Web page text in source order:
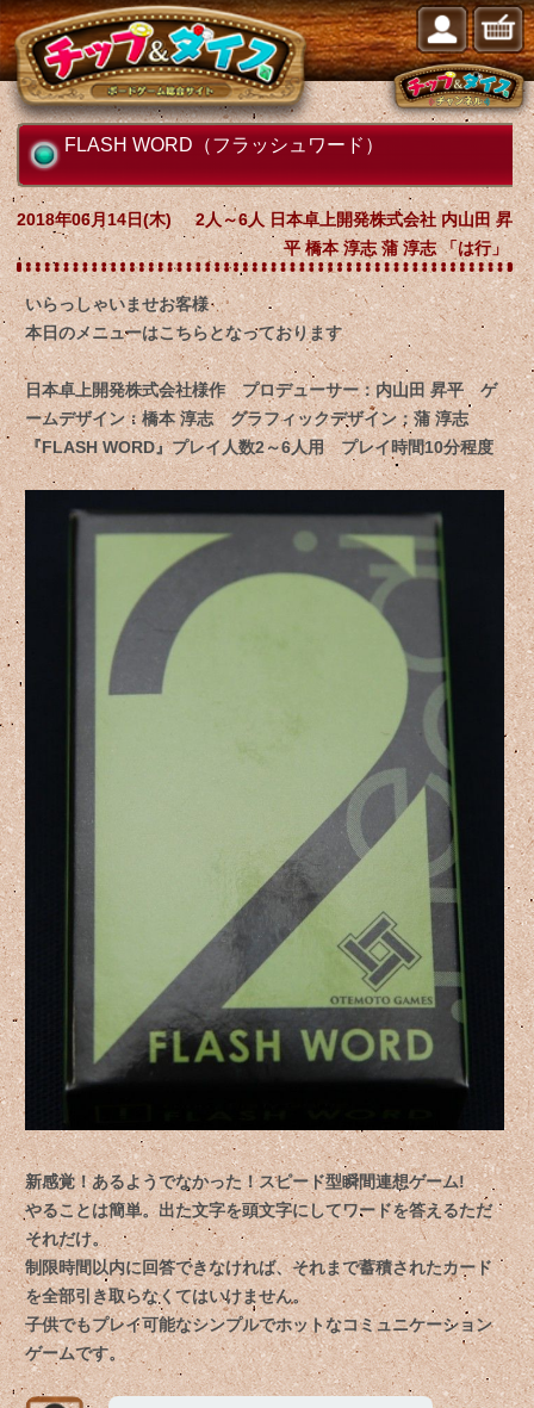
FLASH WORD（フラッシュワード）
2018年06月14日(木)
2人～6人 日本卓上開発株式会社 内山田 昇
平 橋本 淳志 蒲 淳志 「は行」
いらっしゃいませお客様
本日のメニューはこちらとなっております
日本卓上開発株式会社様作 プロデューサー：内山田 昇平 ゲ
ームデザイン：橋本 淳志 グラフィックデザイン：蒲 淳志
『FLASH WORD』プレイ人数2～6人用 プレイ時間10分程度
新感覚！あるようでなかった！スピード型瞬間連想ゲーム!
やることは簡単。出た文字を頭文字にしてワードを答えるただ
それだけ。
制限時間以内に回答できなければ、それまで蓄積されたカード
を全部引き取らなくてはいけません。
子供でもプレイ可能なシンプルでホットなコミュニケーション
ゲームです。